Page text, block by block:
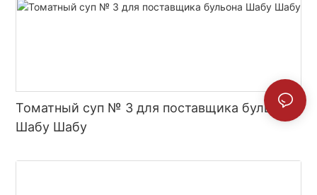
Томатный суп № 3 для поставщика бульона
Шабу Шабу